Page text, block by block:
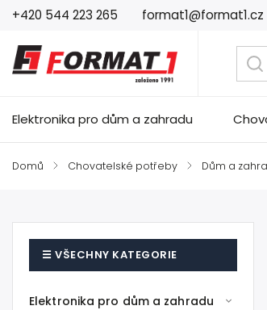
+420 544 223 265 format1@format1.cz
Elektronika pro dům a zahradu
Domů / Chovatelské potřeby / Dům a
Elektronika pro dům a zahradu